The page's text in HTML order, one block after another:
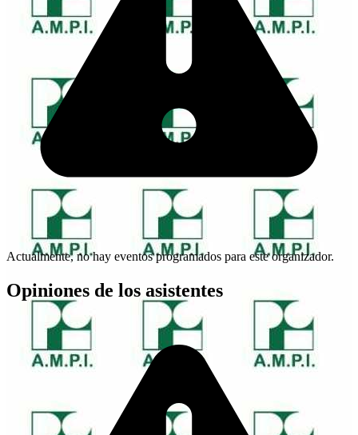
Actualmente, no hay eventos programados para este organizador.
Opiniones de los asistentes